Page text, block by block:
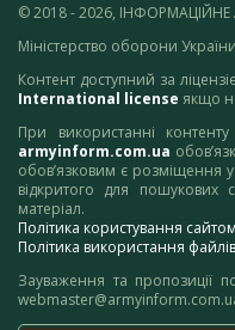
© 2018 - 2026,
Міністерство оборони України
Контент доступний за
International license якщо
При використанні
armyinform.com.ua
обов’язковим є розміщення
відкритого для пошукових
матеріал.
Політика користування
Політика використання
Зауваження та пропозиції